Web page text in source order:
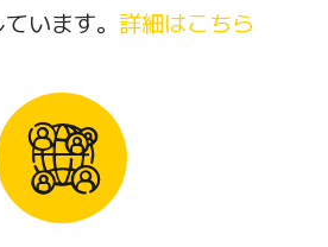
ています。 詳細はこちら